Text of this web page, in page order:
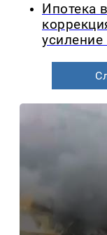
Ипотека
усиление